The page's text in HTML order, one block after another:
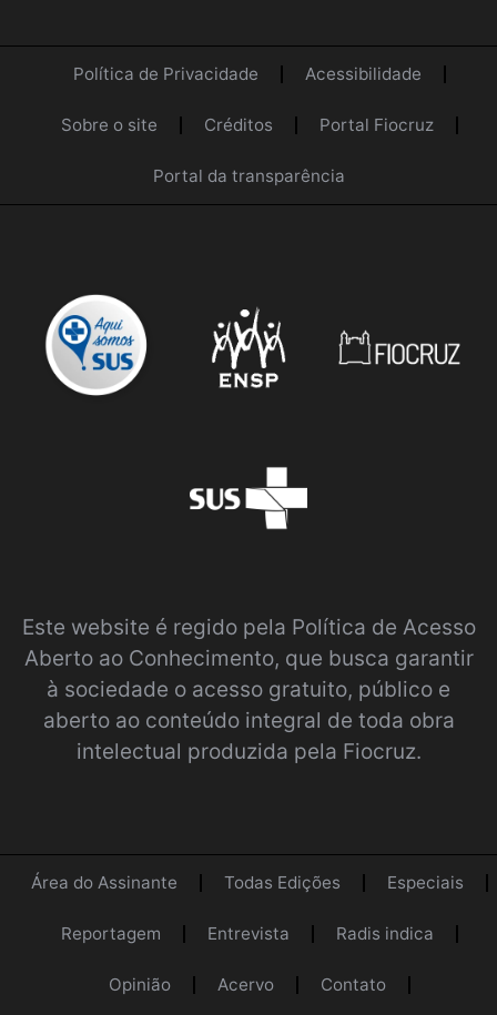
Política de Privacidade Acessibilidade
Sobre o site Créditos Portal Fiocruz
Portal da transparência
Este website é regido pela Política de Acesso
Aberto ao Conhecimento, que busca garantir
à sociedade o acesso gratuito, público e
aberto ao conteúdo integral de toda obra
intelectual produzida pela Fiocruz.
Área do Assinante Todas Edições Especiais
Reportagem Entrevista Radis indica
Opinião Acervo Contato